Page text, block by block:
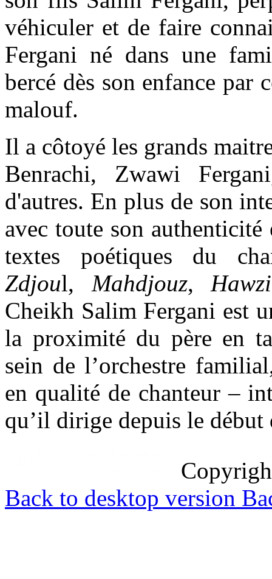
véhiculer et de faire
Fergani né dans une
bercé dès son enfance par
malouf.
Il a côtoyé les grands
Benrachi, Zwawi
d'autres. En plus de son
avec toute son
textes poétiques du
Zdjoul, Mahdjouz,
Cheikh Salim Fergani est
la proximité du père en
sein de l’orchestre
en qualité de chanteur –
qu’il dirige depuis le début
Back to desktop version